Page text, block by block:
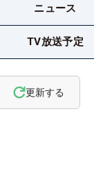
ニュース
TV放送予定
更新する